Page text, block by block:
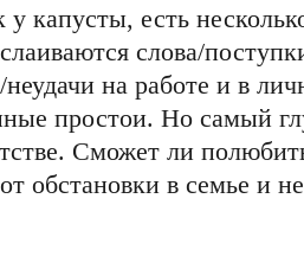
у капусты, есть
слова/
на работе и в
простои. Но самый
Сможет ли
обстановки в семье и